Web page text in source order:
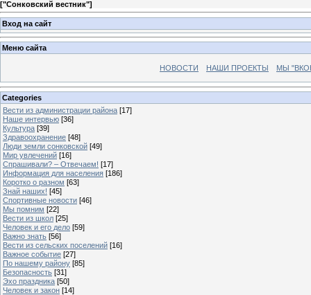
["Сонковский вестник"]
Вход на сайт
Меню сайта
НОВОСТИ НАШИ ПРОЕКТЫ МЫ
Categories
Вести из администрации района [17]
Наше интервью [36]
Культура [39]
Здравоохранение [48]
Люди земли сонковской [49]
Мир увлечений [16]
Спрашивали? – Отвечаем! [17]
Информация для населения [186]
Коротко о разном [63]
Знай наших! [45]
Спортивные новости [46]
Мы помним [22]
Вести из школ [25]
Человек и его дело [59]
Важно знать [56]
Вести из сельских поселений [16]
Важное событие [27]
По нашему району [85]
Безопасность [31]
Эхо праздника [50]
Человек и закон [14]